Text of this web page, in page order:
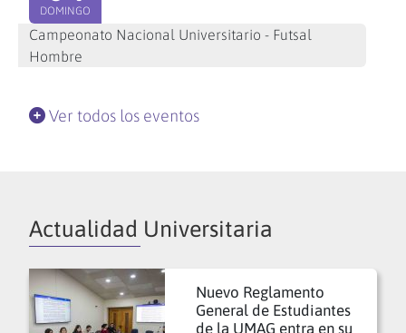
DOMINGO
Campeonato Nacional Universitario - Futsal
Hombre
Ver todos los eventos
Actualidad Universitaria
Nuevo Reglamento
General de Estudiantes
de la UMAG entra en su